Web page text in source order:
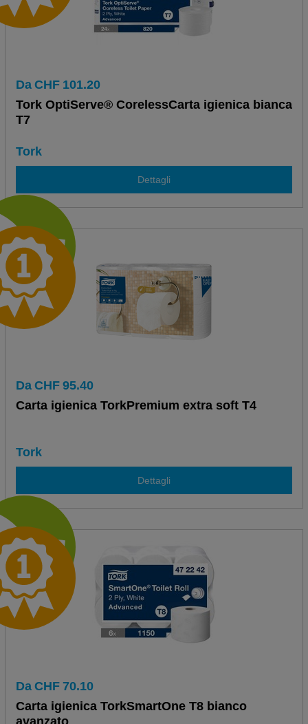
Da CHF 101.20
Tork OptiServe® CorelessCarta igienica bianca
T7
Tork
Dettagli
Da CHF 95.40
Carta igienica TorkPremium extra soft T4
Tork
Dettagli
Da CHF 70.10
Carta igienica TorkSmartOne T8 bianco